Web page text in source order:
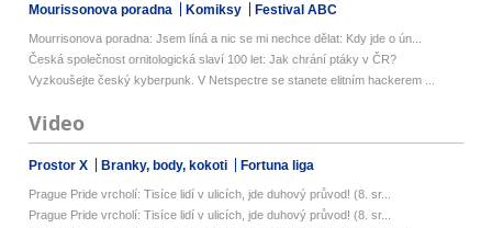
Mourissonova poradna Komiksy Festival ABC
Mourrisonova poradna: Jsem líná a nic se mi nechce dělat: Kdy jde o ún...
Česká společnost ornitologická slaví 100 let: Jak chrání ptáky v ČR?
Vyzkoušejte český kyberpunk. V Netspectre se stanete elitním hackerem ...
Video
Prostor X Branky, body, kokoti Fortuna liga
Prague Pride vrcholí: Tisíce lidí v ulicích, jde duhový průvod! (8. sr...
Prague Pride vrcholí: Tisíce lidí v ulicích, jde duhový průvod! (8. sr...